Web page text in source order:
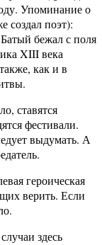
Упоминание о
создал поэт):
бежал с поля
XIII века
как и в
ставятся
фестивали.
выдумать. А
героическая
верить. Если
здесь